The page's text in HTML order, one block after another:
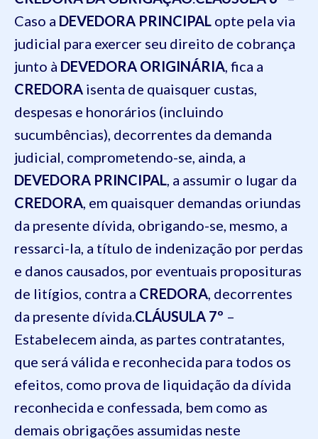
Caso a DEVEDORA PRINCIPAL opte pela via
judicial para exercer seu direito de cobrança
junto à DEVEDORA ORIGINÁRIA, fica a
CREDORA isenta de quaisquer custas,
despesas e honorários (incluindo
sucumbências), decorrentes da demanda
judicial, comprometendo-se, ainda, a
DEVEDORA PRINCIPAL, a assumir o lugar da
CREDORA, em quaisquer demandas oriundas
da presente dívida, obrigando-se, mesmo, a
ressarci-la, a título de indenização por perdas
e danos causados, por eventuais proposituras
de litígios, contra a CREDORA, decorrentes
da presente dívida.CLÁUSULA 7º –
Estabelecem ainda, as partes contratantes,
que será válida e reconhecida para todos os
efeitos, como prova de liquidação da dívida
reconhecida e confessada, bem como as
demais obrigações assumidas neste